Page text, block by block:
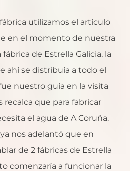
utilizamos el artículo
en el momento de nuestra
de Estrella Galicia, la
ahí se distribuía a todo el
nuestro guía en la visita
recalca que para fabricar
el agua de A Coruña.
nos adelantó que en
de 2 fábricas de Estrella
comenzaría a funcionar la